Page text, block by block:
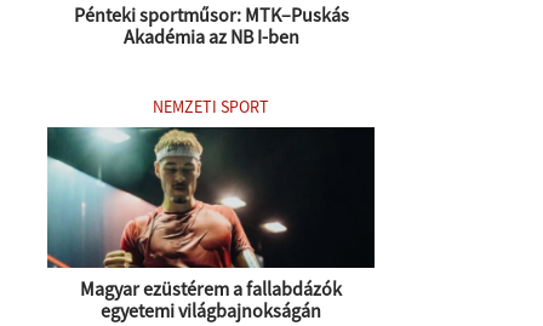
Pénteki sportműsor: MTK–Puskás
Akadémia az NB I-ben
NEMZETI SPORT
Magyar ezüstérem a fallabdázók
egyetemi világbajnokságán